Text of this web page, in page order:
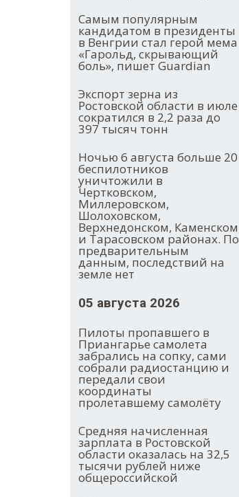
Самым популярным
кандидатом в президенты
в Венгрии стал герой мема
«Гарольд, скрывающий
боль», пишет Guardian
Экспорт зерна из
Ростовской области в июле
сократился в 2,2 раза до
397 тысяч тонн
Ночью 6 августа больше 20
беспилотников
уничтожили в
Чертковском,
Миллеровском,
Шолоховском,
Верхнедонском, Каменском
и Тарасовском районах. По
предварительным
данным, последствий на
земле нет
05 августа 2026
Пилоты пропавшего в
Приангарье самолета
забрались на сопку, сами
собрали радиостанцию и
передали свои
координаты
пролетавшему самолёту
Средняя начисленная
зарплата в Ростовской
области оказалась на 32,5
тысячи рублей ниже
общероссийской